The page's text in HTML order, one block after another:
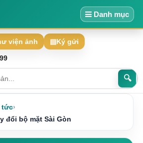
Danh mục
viện ảnh ▤Ký gửi
🔍
tức›
đổi bộ mặt Sài Gòn